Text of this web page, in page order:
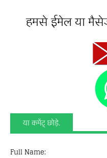
हमसे ईमेल या मैसेज
या कमेंट् छोड़े.
Full Name: